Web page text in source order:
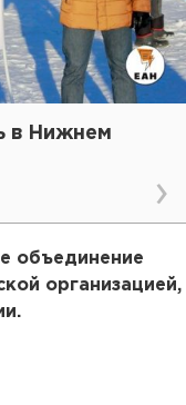
в Нижнем
объединение
организацией,